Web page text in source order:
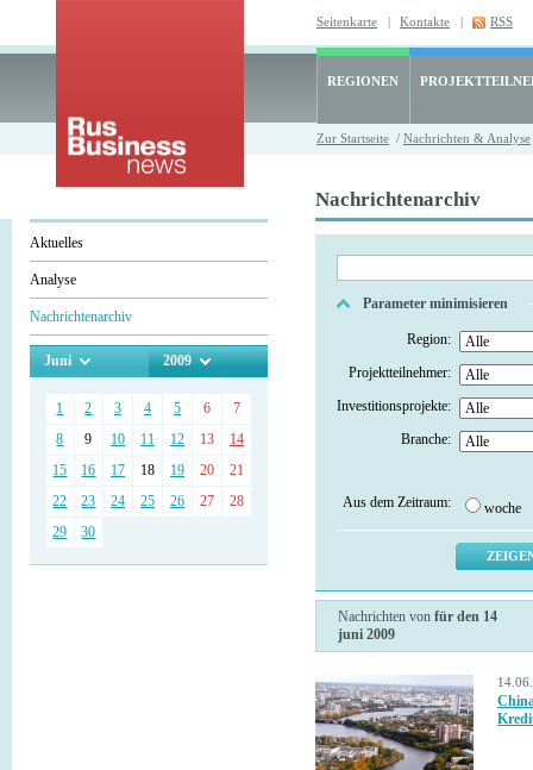
Seitenkarte | Kontakte | RSS
REGIONEN
Zur Startseite / Nachrichten & Analyse
Aktuelles
Analyse
Nachrichtenarchiv
Juni 2009
1 2 3 4 5 6
7
8
9 10 11 12 13
14
15
16 17 18 19 20
21
22
23 24 25 26 27
28
29
30
Nachrichtenarchiv
Parameter minimisieren
Region:
Projektteilnehmer:
Investitionsprojekte:
Branche:
Aus dem Zeitraum: woche
Nachrichten von für den 14
juni 2009